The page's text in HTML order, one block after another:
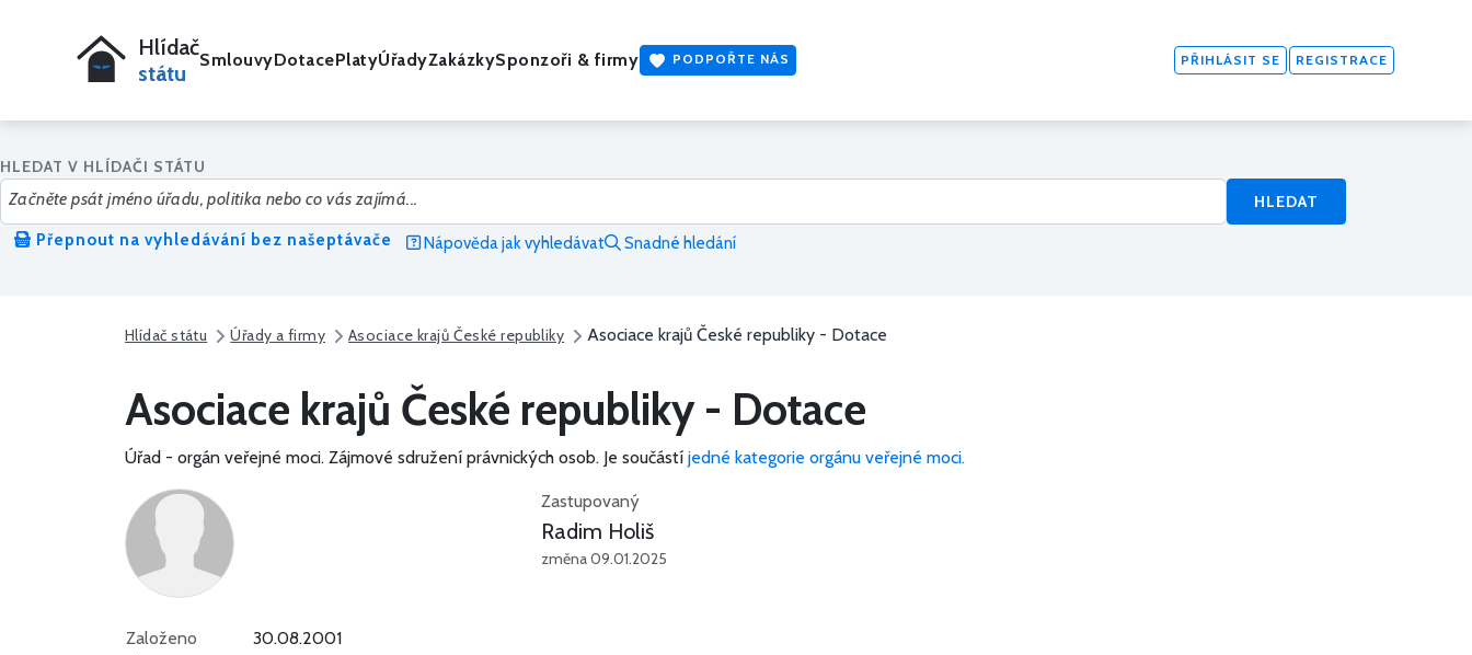
Hlídač
státu
SmlouvyDotacePlatyÚřadyZakázkySponzoři & firmy PODPOŘTE NÁS PŘIHLÁSIT SE REGISTRACE
HLEDAT V HLÍDAČI STÁTU
HLEDAT
Přepnout na vyhledávání bez našeptávače
Nápověda jak vyhledávat Snadné hledání
Hlídač státu Úřady a firmy Asociace krajů České republiky Asociace krajů České republiky - Dotace
Asociace krajů České republiky - Dotace
Úřad - orgán veřejné moci. Zájmové sdružení právnických osob. Je součástí jedné kategorie orgánu veřejné moci.
Zastupovaný
Radim Holiš
změna 09.01.2025
Založeno
30.08.2001